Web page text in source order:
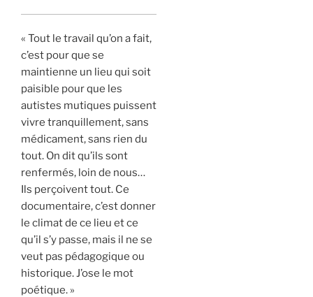
« Tout le travail qu’on a fait,
c’est pour que se
maintienne un lieu qui soit
paisible pour que les
autistes mutiques puissent
vivre tranquillement, sans
médicament, sans rien du
tout. On dit qu’ils sont
renfermés, loin de nous…
Ils perçoivent tout. Ce
documentaire, c’est donner
le climat de ce lieu et ce
qu’il s’y passe, mais il ne se
veut pas pédagogique ou
historique. J’ose le mot
poétique. »